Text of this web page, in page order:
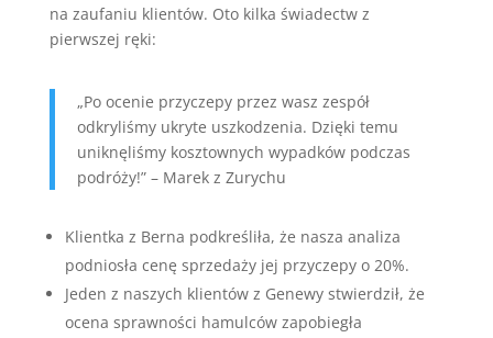
na zaufaniu klientów. Oto kilka świadectw z
pierwszej ręki:
„Po ocenie przyczepy przez wasz zespół
odkryliśmy ukryte uszkodzenia. Dzięki temu
uniknęliśmy kosztownych wypadków podczas
podróży!” – Marek z Zurychu
Klientka z Berna podkreśliła, że nasza analiza
podniosła cenę sprzedaży jej przyczepy o 20%.
Jeden z naszych klientów z Genewy stwierdził, że
ocena sprawności hamulców zapobiegła